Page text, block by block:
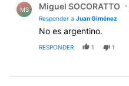
MS Miguel SOCORATTO
Responder a Juan Giménez
No es argentino.
RESPONDER 1 1